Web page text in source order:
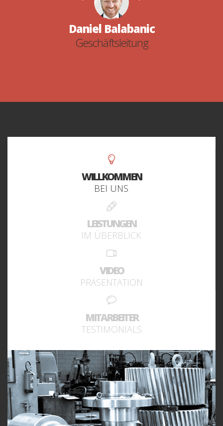
Daniel Balabanic
Geschäftsleitung
WILLKOMMEN
BEI UNS
LEISTUNGEN
IM ÜBERBLICK
VIDEO
PRÄSENTATION
MITARBEITER
TESTIMONIALS